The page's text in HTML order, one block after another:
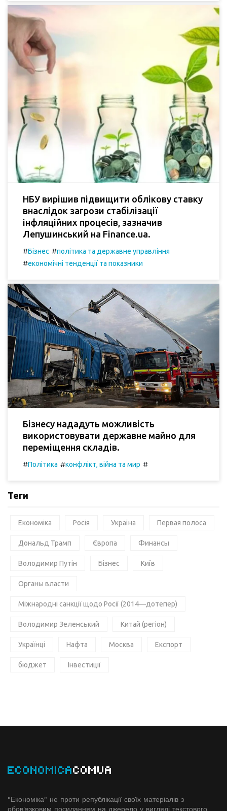
НБУ вирішив підвищити облікову ставку
внаслідок загрози стабілізації
інфляційних процесів, зазначив
Лепушинський на Finance.ua.
#Бізнес #політика та державне управління
#економічні тенденції та показники
Бізнесу нададуть можливість
використовувати державне майно для
переміщення складів.
#Політика #конфлікт, війна та мир #
Теги
Економіка Росія Україна Первая полоса
Дональд Трамп Європа Финансы
Володимир Путін Бізнес Київ
Органы власти
Міжнародні санкції щодо Росії (2014—дотепер)
Володимир Зеленський Китай (регіон)
Українці Нафта Москва Експорт
бюджет Інвестиції
ECONOMICACOMUA
"Економіка" не проти републікації своїх матеріалів з
обов'язковим посиланням на джерело у вигляді текстового